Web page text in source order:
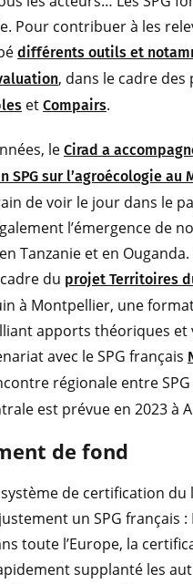
Pour contribuer à les
différents outils et
, dans le cadre des
et Compairs.
le Cirad a
SPG sur l’agroécologie au
de voir le jour dans le
l’émergence de
Tanzanie et en Ouganda.
du projet Territoires
à Montpellier, une
apports théoriques et
avec le SPG français
régionale entre SPG
est prévue en 2023 à
de fond
de certification du
un SPG français
toute l’Europe, la
supplanté les